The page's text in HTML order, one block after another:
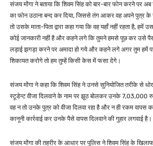
संजय मोंगा ने बताया कि शिवम सिंह को बार-बार फोन करने पर
का फोन उठाना बन्द कर दिया, जिससे तंग आकर वह अपने पुत्र
तो उसके माता-पिता द्वारा कहा गया कि वह यहाँ नहीं रहता है,
कोई जानकारी नहीं है और कहने लगे कि तुमने हमसे पूछ कर उसे
लड़ाई झगड़ा करने पर अमादा हो गये और कहने लगे अगर तुम हमें
शिकायत करोगे तो हम तुम्हें किसी केस में फसा देगे।
संजय मोंगा ने कहा कि शिवम सिंह ने उनसे सुनियोजित तरीके से
स्टूडेन्ट वीजा दिलवाने के नाम पर झूठ बोलकर उनके 7,03,000
वह न तो उनके पुत्र को वीजा दिलवा रहा है और न ही रकम वापस
कानूनी कार्रवाई कर उनके पैसे वापस दिलवाने की गुहार लगवाई है।
संजय मोंगा की तहरीर के आधार पर पुलिस ने शिवम सिंह के